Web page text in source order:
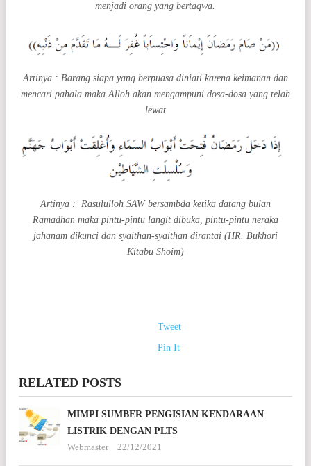
menjadi orang yang bertaqwa.
Artinya : Barang siapa yang berpuasa diniati karena keimanan dan
mencari pahala maka Alloh akan mengampuni dosa-dosa yang telah
lewat
Artinya : Rasululloh SAW bersambda ketika datang bulan
Ramadhan maka pintu-pintu langit dibuka, pintu-pintu neraka
jahanam dikunci dan syaithan-syaithan dirantai (HR. Bukhori
Kitabu Shoim)
Tweet
Pin It
RELATED POSTS
MIMPI SUMBER PENGISIAN KENDARAAN
LISTRIK DENGAN PLTS
Webmaster
22/12/2021